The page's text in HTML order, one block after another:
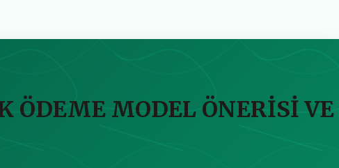
ÖDEME MODEL ÖNERİSİ VE